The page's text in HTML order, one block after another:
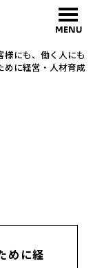
MENU
様にも、働く人にも
めに経営・人材育成
めに経